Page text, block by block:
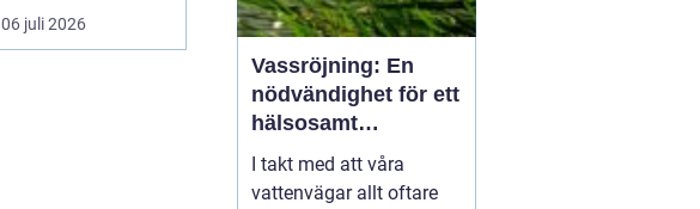
och bosta...
06 juli 2026
Vassröjning: En
nödvändighet för ett
hälsosamt
vattenlandskap
I takt med att våra
vattenvägar allt oftare